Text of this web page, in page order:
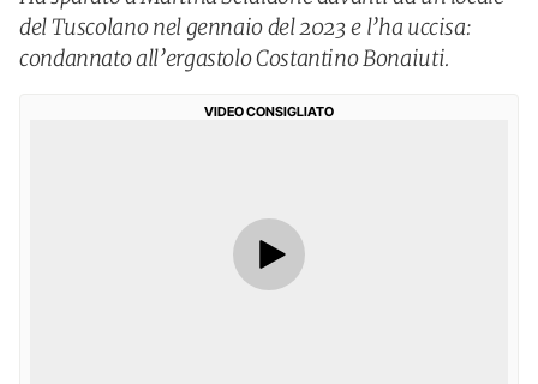
del Tuscolano nel gennaio del 2023 e l’ha uccisa:
condannato all’ergastolo Costantino Bonaiuti.
VIDEO CONSIGLIATO